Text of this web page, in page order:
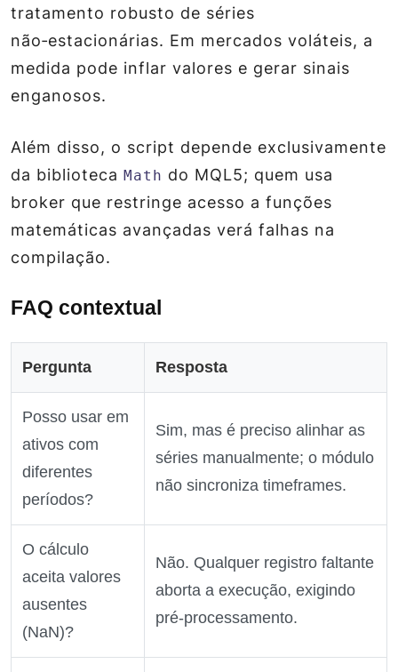
tratamento robusto de séries
não‑estacionárias. Em mercados voláteis, a
medida pode inflar valores e gerar sinais
enganosos.
Além disso, o script depende exclusivamente
da biblioteca Math do MQL5; quem usa
broker que restringe acesso a funções
matemáticas avançadas verá falhas na
compilação.
FAQ contextual
Pergunta Resposta
Posso usar em
ativos com
diferentes
períodos?
Sim, mas é preciso alinhar as
séries manualmente; o módulo
não sincroniza timeframes.
O cálculo
aceita valores
ausentes
(NaN)?
Não. Qualquer registro faltante
aborta a execução, exigindo
pré‑processamento.